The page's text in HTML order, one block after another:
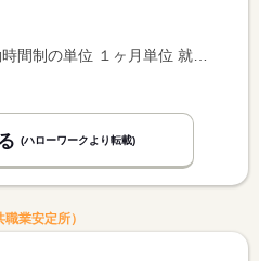
(ハローワークより転載)
業安定所）